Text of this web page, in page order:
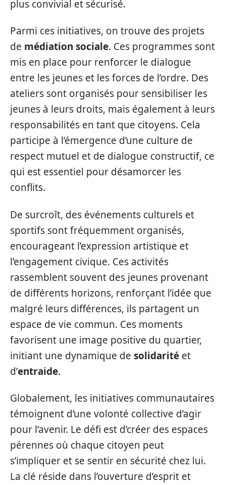
plus convivial et sécurisé.
Parmi ces initiatives, on trouve des projets
de médiation sociale. Ces programmes sont
mis en place pour renforcer le dialogue
entre les jeunes et les forces de l’ordre. Des
ateliers sont organisés pour sensibiliser les
jeunes à leurs droits, mais également à leurs
responsabilités en tant que citoyens. Cela
participe à l’émergence d’une culture de
respect mutuel et de dialogue constructif, ce
qui est essentiel pour désamorcer les
conflits.
De surcroît, des événements culturels et
sportifs sont fréquemment organisés,
encourageant l’expression artistique et
l’engagement civique. Ces activités
rassemblent souvent des jeunes provenant
de différents horizons, renforçant l’idée que
malgré leurs différences, ils partagent un
espace de vie commun. Ces moments
favorisent une image positive du quartier,
initiant une dynamique de solidarité et
d’entraide.
Globalement, les initiatives communautaires
témoignent d’une volonté collective d’agir
pour l’avenir. Le défi est d’créer des espaces
pérennes où chaque citoyen peut
s’impliquer et se sentir en sécurité chez lui.
La clé réside dans l’ouverture d’esprit et